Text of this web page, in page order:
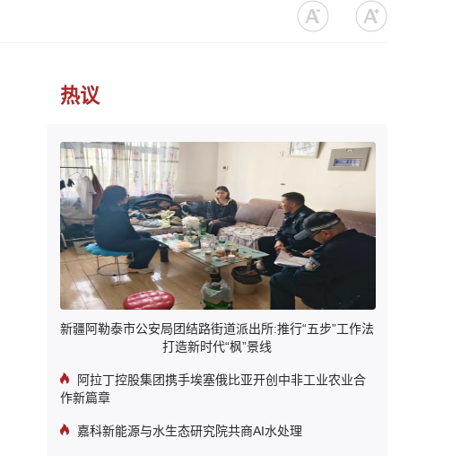
热议
新疆阿勒泰市公安局团结路街道派出所:推行“五步”工作法
打造新时代“枫”景线
阿拉丁控股集团携手埃塞俄比亚开创中非工业农业合
作新篇章
嘉科新能源与水生态研究院共商AI水处理